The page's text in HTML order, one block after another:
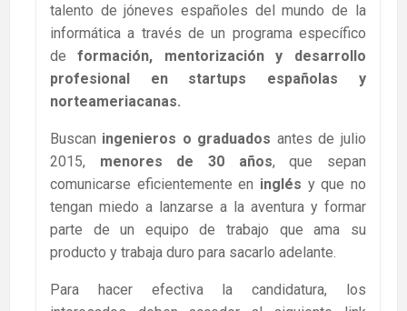
talento de jóneves españoles del mundo de la
informática a través de un programa específico
deformación, mentorización y desarrollo
profesional en startups españolas y
norteameriacanas.
Buscan ingenieros o graduados antes de julio
2015, menores de 30 años, que sepan
comunicarse eficientemente en inglés y que no
tengan miedo a lanzarse a la aventura y formar
parte de un equipo de trabajo que ama su
producto y trabaja duro para sacarlo adelante.
Para hacer efectiva la candidatura, los